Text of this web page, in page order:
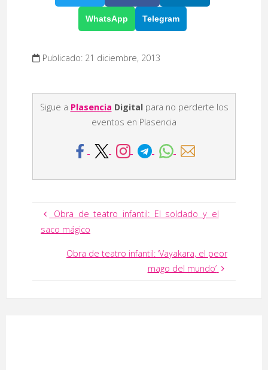
WhatsApp Telegram
Publicado: 21 diciembre, 2013
Sigue a Plasencia Digitalpara no perderte los
eventos en Plasencia
Obra de teatro infantil: El soldado y el
saco mágico
Obra de teatro infantil: ‘Vayakara, el peor
mago del mundo’